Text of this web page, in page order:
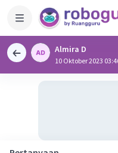
Almira D
10 Oktober 2023